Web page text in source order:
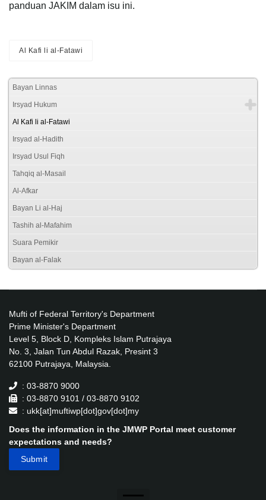
panduan JAKIM dalam isu ini.
Al Kafi li al-Fatawi
Bayan Linnas
Irsyad Hukum
Al Kafi li al-Fatawi
Irsyad al-Hadith
Irsyad Usul Fiqh
Tahqiq al-Masail
Al-Afkar
Bayan Li al-Haj
Tashih al-Mafahim
Suara Pemikir
Bayan al-Falak
Mufti of Federal Territory's Department
Prime Minister's Department
Level 5, Block D, Kompleks Islam Putrajaya
No. 3, Jalan Tun Abdul Razak, Presint 3
62100 Putrajaya, Malaysia.
: 03-8870 9000
: 03-8870 9101 / 03-8870 9102
: ukk[at]muftiwp[dot]gov[dot]my
Does the information in the JMWP Portal meet customer
expectations and needs?